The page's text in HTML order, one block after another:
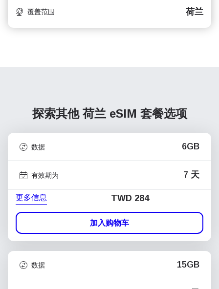
覆盖范围 荷兰
探索其他 荷兰 eSIM 套餐选项
数据 6GB
有效期为 7 天
更多信息 TWD 284
加入购物车
数据 15GB